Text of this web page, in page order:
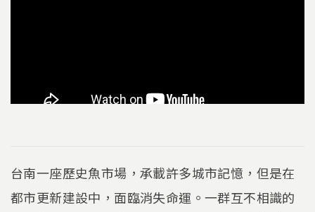
台南一座歷史魚市場，承載許多城市記憶，但是在
都市更新建設中，面臨消失命運。一群互不相識的